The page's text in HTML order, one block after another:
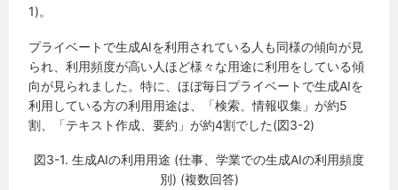
1)。
プライベートで生成AIを利用されている人も同様の傾向が見
られ、利用頻度が高い人ほど様々な用途に利用をしている傾
向が見られました。特に、ほぼ毎日プライベートで生成AIを
利用している方の利用用途は、「検索、情報収集」が約5
割、「テキスト作成、要約」が約4割でした(図3-2)
図3-1. 生成AIの利用用途 (仕事、学業での生成AIの利用頻度
別) (複数回答)